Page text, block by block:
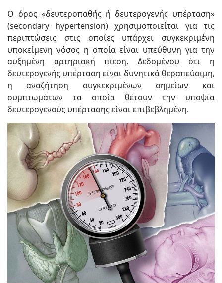
Ο όρος «δευτεροπαθής ή δευτερογενής υπέρταση»
(secondary hypertension) χρησιμοποιείται για τις
περιπτώσεις στις οποίες υπάρχει συγκεκριμένη
υποκείμενη νόσος η οποία είναι υπεύθυνη για την
αυξημένη αρτηριακή πίεση. Δεδομένου ότι η
δευτερογενής υπέρταση είναι δυνητικά θεραπεύσιμη,
η αναζήτηση συγκεκριμένων σημείων και
συμπτωμάτων τα οποία θέτουν την υποψία
δευτερογενούς υπέρτασης είναι επιβεβλημένη.